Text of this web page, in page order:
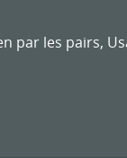
par les pairs,